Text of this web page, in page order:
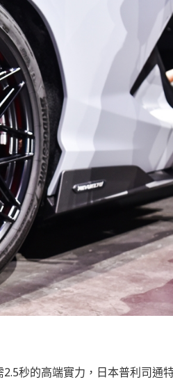
秒的高端實力，日本普利司通